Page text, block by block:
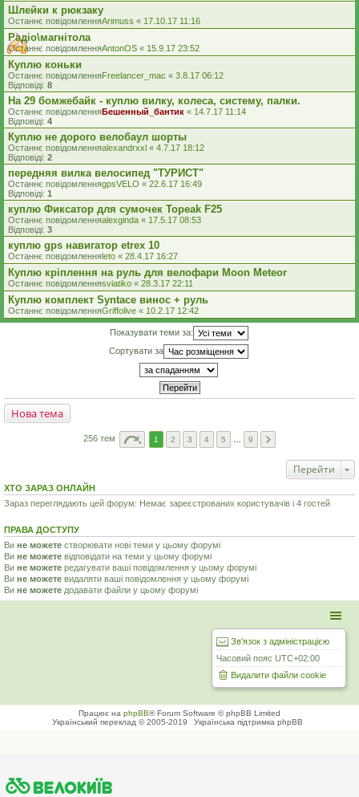
Шлейки к рюкзаку
Останнє повідомленняArimuss « 17.10.17 11:16
Радіо\магнітола
Останнє повідомленняAntonOS « 15.9.17 23:52
Куплю коньки
Останнє повідомленняFreelancer_mac « 3.8.17 06:12
Відповіді: 8
На 29 бомжебайк - куплю вилку, колеса, систему, палки.
Останнє повідомленняБешенный_бантик « 14.7.17 11:14
Відповіді: 4
Куплю не дорого велобаул шорты
Останнє повідомленняalexandrxxl « 4.7.17 18:12
Відповіді: 2
передняя вилка велосипед "ТУРИСТ"
Останнє повідомленняgpsVELO « 22.6.17 16:49
Відповіді: 1
куплю Фиксатор для сумочек Topeak F25
Останнє повідомленняalexginda « 17.5.17 08:53
Відповіді: 3
куплю gps навигатор etrex 10
Останнє повідомленняleto « 28.4.17 16:27
Куплю кріплення на руль для велофари Moon Meteor
Останнє повідомленняsviatiko « 28.3.17 22:11
Куплю комплект Syntace винос + руль
Останнє повідомленняGriffolive « 10.2.17 12:42
Показувати теми за:
Сортувати за
Нова тема
256 тем 1 2 3 4 5 9
Перейти
ХТО ЗАРАЗ ОНЛАЙН
Зараз переглядають цей форум: Немає зареєстрованих користувачів і 4 гостей
ПРАВА ДОСТУПУ
Ви не можете створювати нові теми у цьому форумі
Ви не можете відповідати на теми у цьому форумі
Ви не можете редагувати ваші повідомлення у цьому форумі
Ви не можете видаляти ваші повідомлення у цьому форумі
Ви не можете додавати файли у цьому форумі
Зв'язок з адміністрацією
Часовий пояс UTC+02:00
Видалити файли cookie
Працює на phpBB® Forum Software © phpBB Limited
Український переклад © 2005-2019
Українська підтримка phpBB